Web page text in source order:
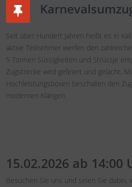
Seit über Hundert Jahren heißt es in
aktive Teilnehmer werfen den
5 Tonnen Süssigkeiten und Strüssje
Zugstrecke wird gefeiert und gelacht.
Hochleistungsboxen beschallen den
modernen Klängen.
15.02.2026 ab 14:00
Besuchen Sie uns und seien Sie dabei,